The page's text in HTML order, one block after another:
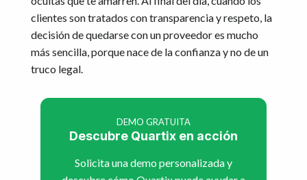
clientes son tratados con transparencia y respeto, la
decisión de quedarse con un proveedor es mucho
más sencilla, porque nace de la confianza y no de un
truco legal.
DEMO GRATUITA
Descubre Quartix en acción
Solicita una demo personalizada y